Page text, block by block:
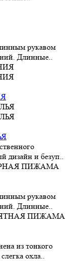
рукавом
Длинные..
дизайн и безуп..
рукавом
Длинные..
из тонкого
охла..